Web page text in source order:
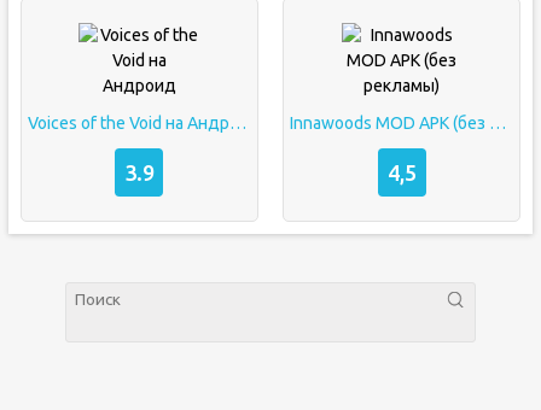
Voices of the Void на Андроид
3.9
Innawoods MOD APK (без рекламы)
4,5